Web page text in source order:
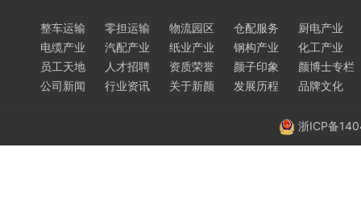
整车运输 零担运输 物流园区 仓配服务
厨电产业
电缆产业
汽配产业 纸业产业 钢构产业
化工产业
员工天地
人才招聘 资质荣誉 颜子印象
颜博士专栏
公司新闻
行业资讯 关于新颜 发展历程 品牌文化
浙ICP备